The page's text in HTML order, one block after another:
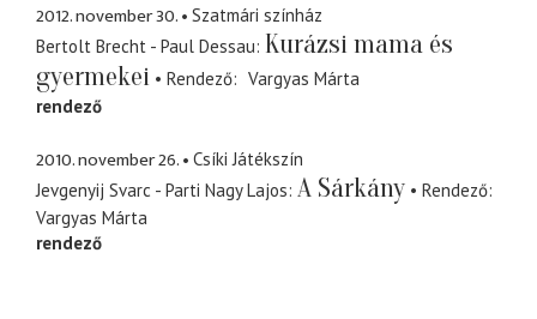
2012. november 30.
Szatmári színház
Bertolt Brecht - Paul Dessau Kurázsi mama és
gyermekei
Rendező
Vargyas Márta
rendező
2010. november 26.
Csíki Játékszín
Jevgenyij Svarc - Parti Nagy Lajos A Sárkány
Rendező
Vargyas Márta
rendező